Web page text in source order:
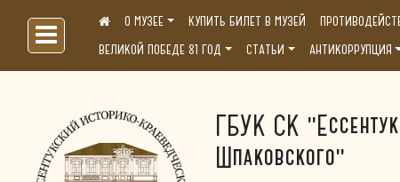
Больше, чем музей...О МУЗЕЕ КУПИТЬ БИЛЕТ В МУЗЕЙ
ВЕЛИКОЙ ПОБЕДЕ 81 ГОД
СТАТЬИ АНТИКОРРУПЦИЯ
ГБУК СК
Шпаковского"